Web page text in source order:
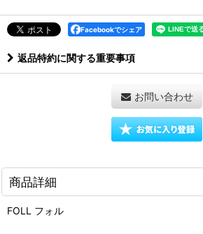
Facebookでシェア
返品特約に関する重要事項
お問い合わせ
商品詳細
FOLL フォル